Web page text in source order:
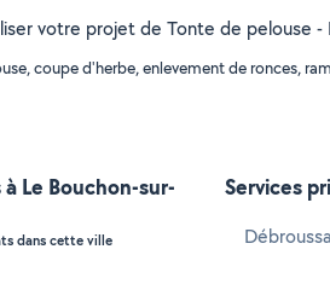
votre projet de Tonte de pelouse -
coupe d'herbe, enlevement de ronces,
Le Bouchon-sur-
dans cette ville
Services